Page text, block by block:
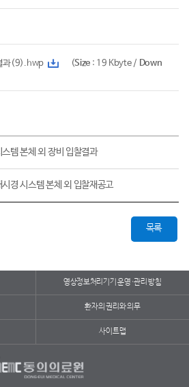
과(9).hwp (Size : 19 Kbyte / Down
스템 본체 외 장비 입찰결과
경 시스템 본체 외 입찰재공고
목록
영상정보처리기기 운영·관리 방침
환자의 권리와 의무
사이트맵